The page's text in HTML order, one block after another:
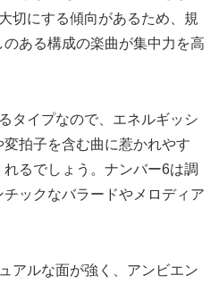
切にする傾向があるため、規
ある構成の楽曲が集中力を高
タイプなので、エネルギッシ
拍子を含む曲に惹かれやす
るでしょう。ナンバー6は調
ックなバラードやメロディア
アルな面が強く、アンビエン